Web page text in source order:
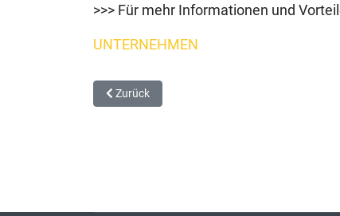
>>> Für mehr Informationen und
UNTERNEHMEN
Vorheriger Beitrag: Versandautomation
Zurück